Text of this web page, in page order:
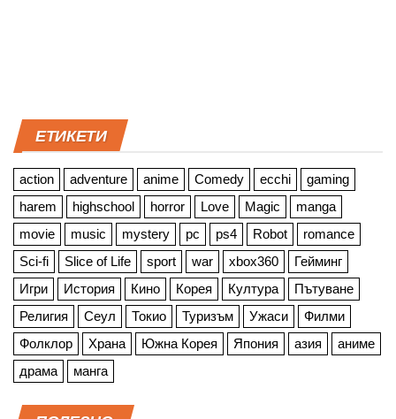
ЕТИКЕТИ
action adventure anime Comedy ecchi
gaming
harem
highschool horror Love Magic
manga
movie
music mystery pc ps4 Robot
romance
Sci-fi
Slice of Life sport war xbox360
Гейминг
Игри
История Кино Корея Култура
Пътуване
Религия
Сеул Токио Туризъм Ужаси
Филми
Фолклор
Храна Южна Корея Япония азия
аниме
драма
манга